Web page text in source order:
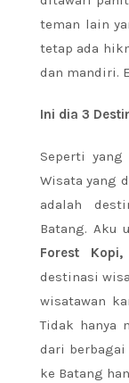
teman lain
tetap ada
dan mandiri.
Ini dia 3
Seperti
Wisata yang
adalah
Batang. Aku
Forest Kopi,
destinasi
wisatawan
Tidak hanya
dari berbagai
ke Batang